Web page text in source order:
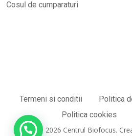
Sub-total:
Vezi Coșul
Cosul de cumparaturi
Termeni si conditii
Politica
Politica cookies
© 2026 Centrul Biofocus.